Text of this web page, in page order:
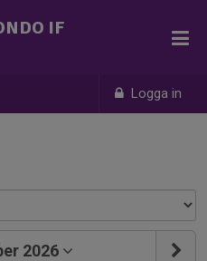
Logga in
IF
2026